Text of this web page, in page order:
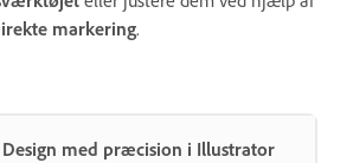
markering.
Design med præcision i Illustrator